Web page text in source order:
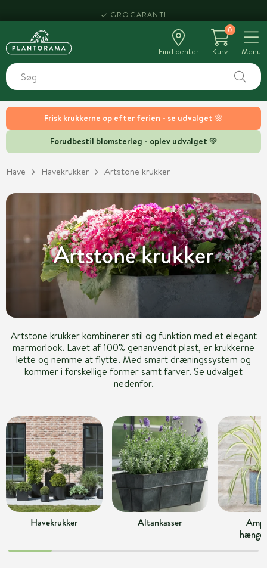
Frisk krukkerne op efter ferien - se udvalget 🌸
Forudbestil blomsterløg - oplev udvalget 💚
HENT SAMME DAG
Find center
0
Kurv
Menu
Have Havekrukker Artstone krukker
Artstone krukker
Artstone krukker kombinerer stil og funktion med et elegant
marmorlook. Lavet af 100% genanvendt plast, er krukkerne
lette og nemme at flytte. Med smart dræningssystem og
kommer i forskellige former samt farver. Se udvalget
nedenfor.
Havekrukker Altankasser